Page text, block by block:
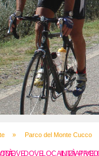
» Parco del Monte Cucco
DOVEDOVELOCALITÀINIZIATIVE